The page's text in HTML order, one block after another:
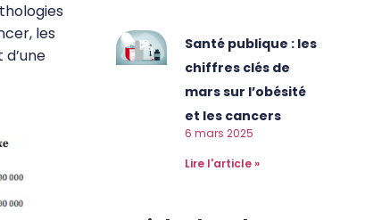
les
Santé publique : les
chiffres clés de
mars sur l’obésité
et les cancers
6 mars 2025
Lire l'article »